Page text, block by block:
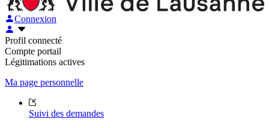
Connexion
Profil connecté
Compte portail
Légitimations actives
Ma page personnelle
Suivi des demandes